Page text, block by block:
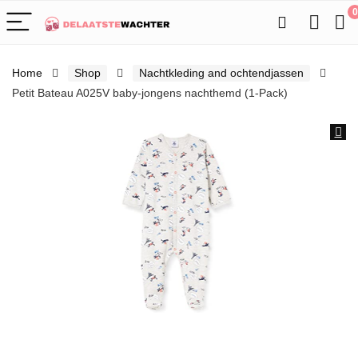
0
Home Shop
Nachtkleding and ochtendjassen
Petit Bateau A025V baby-jongens nachthemd (1-Pack)